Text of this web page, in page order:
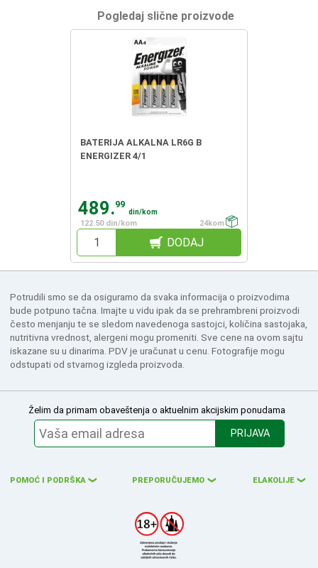
Pogledaj slične proizvode
BATERIJA ALKALNA LR6G B
ENERGIZER 4/1
489.99
din/kom
122.50 din/kom
24kom
DODAJ
Potrudili smo se da osiguramo da svaka informacija o proizvodima
bude potpuno tačna. Imajte u vidu ipak da se prehrambreni proizvodi
često menjanju te se sledom navedenoga sastojci, količina sastojaka,
nutritivna vrednost, alergeni mogu promeniti. Sve cene na ovom sajtu
iskazane su u dinarima. PDV je uračunat u cenu. Fotografije mogu
odstupati od stvarnog izgleda proizvoda.
Želim da primam obaveštenja o aktuelnim akcijskim ponudama
PRIJAVA
POMOĆ I PODRŠKA ❮ PREPORUČUJEMO ❮ ELAKOLIJE ❮